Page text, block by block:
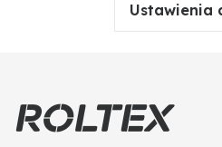
Ustawienia